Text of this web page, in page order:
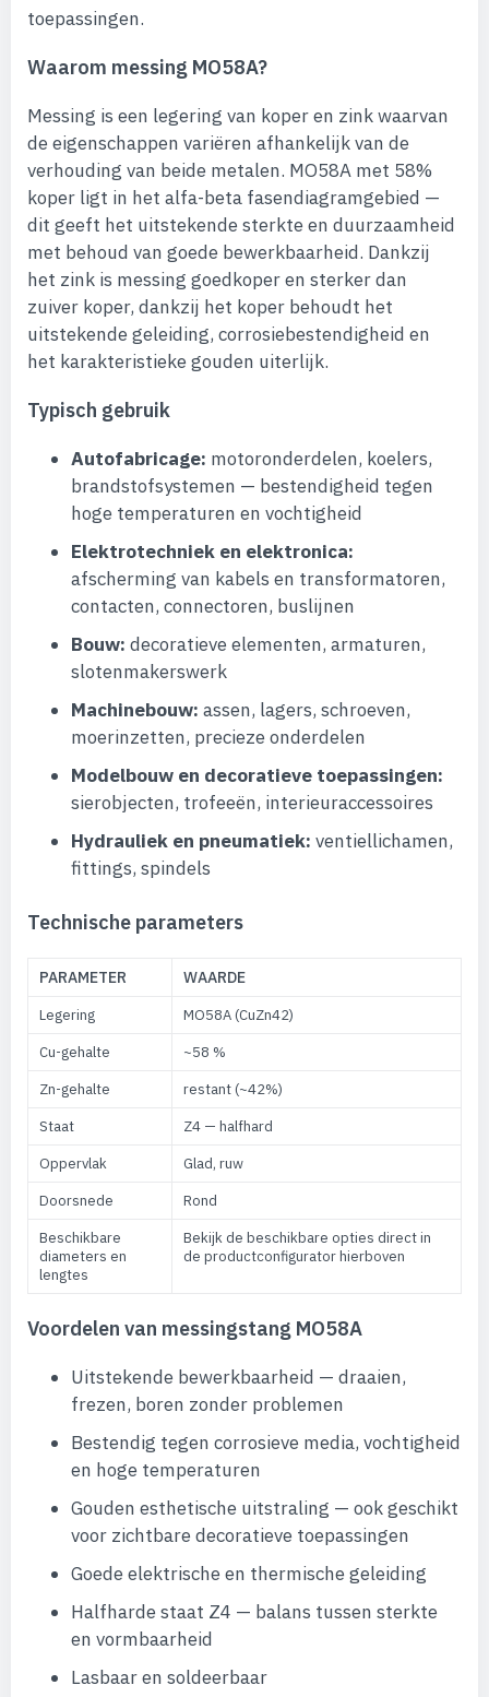
toepassingen.
Waarom messing MO58A?
Messing is een legering van koper en zink waarvan
de eigenschappen variëren afhankelijk van de
verhouding van beide metalen. MO58A met 58%
koper ligt in het alfa-beta fasendiagramgebied —
dit geeft het uitstekende sterkte en duurzaamheid
met behoud van goede bewerkbaarheid. Dankzij
het zink is messing goedkoper en sterker dan
zuiver koper, dankzij het koper behoudt het
uitstekende geleiding, corrosiebestendigheid en
het karakteristieke gouden uiterlijk.
Typisch gebruik
Autofabricage: motoronderdelen, koelers,
brandstofsystemen — bestendigheid tegen
hoge temperaturen en vochtigheid
Elektrotechniek en elektronica:
afscherming van kabels en transformatoren,
contacten, connectoren, buslijnen
Bouw: decoratieve elementen, armaturen,
slotenmakerswerk
Machinebouw: assen, lagers, schroeven,
moerinzetten, precieze onderdelen
Modelbouw en decoratieve toepassingen:
sierobjecten, trofeeën, interieuraccessoires
Hydrauliek en pneumatiek: ventiellichamen,
fittings, spindels
Technische parameters
PARAMETER WAARDE
Legering
MO58A (CuZn42)
Cu-gehalte
~58 %
Zn-gehalte
restant (~42%)
Staat
Z4 — halfhard
Oppervlak
Glad, ruw
Doorsnede
Rond
Beschikbare
diameters en
lengtes
Bekijk de beschikbare opties direct in
de productconfigurator hierboven
Voordelen van messingstang MO58A
Uitstekende bewerkbaarheid — draaien,
frezen, boren zonder problemen
Bestendig tegen corrosieve media, vochtigheid
en hoge temperaturen
Gouden esthetische uitstraling — ook geschikt
voor zichtbare decoratieve toepassingen
Goede elektrische en thermische geleiding
Halfharde staat Z4 — balans tussen sterkte
en vormbaarheid
Lasbaar en soldeerbaar